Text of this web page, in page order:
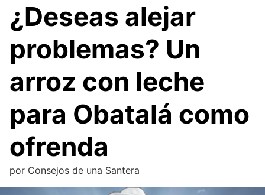
¿Deseas alejar
problemas? Un
arroz con leche
para Obatalá como
ofrenda
por Consejos de una Santera